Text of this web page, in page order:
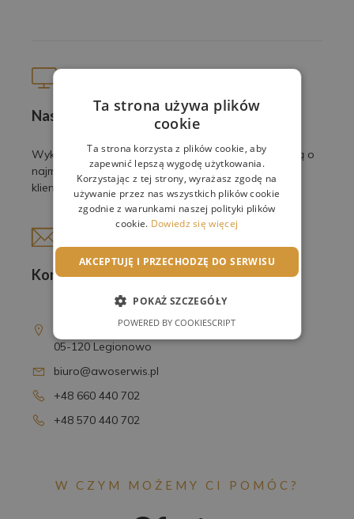
Nasze prace
Wykonujemy profesjonalne usługi z pasją i dbałością o
najmniejsze detale, by spełnić oczekiwania naszych
klientów.
Kontakt
ul. T. Kościuszki 16D
05-120 Legionowo
biuro@awoserwis.pl
+48 660 440 702
+48 570 440 702
W CZYM MOŻEMY CI POMÓC?
Ta strona używa plików
cookie
Ta strona korzysta z plików cookie, aby
zapewnić lepszą wygodę użytkowania.
Korzystając z tej strony, wyrażasz zgodę na
używanie przez nas wszystkich plików cookie
zgodnie z warunkami naszej polityki plików
cookie. Dowiedz się więcej
AKCEPTUJĘ I PRZECHODZĘ DO SERWISU
POKAŻ SZCZEGÓŁY
POWERED BY COOKIESCRIPT